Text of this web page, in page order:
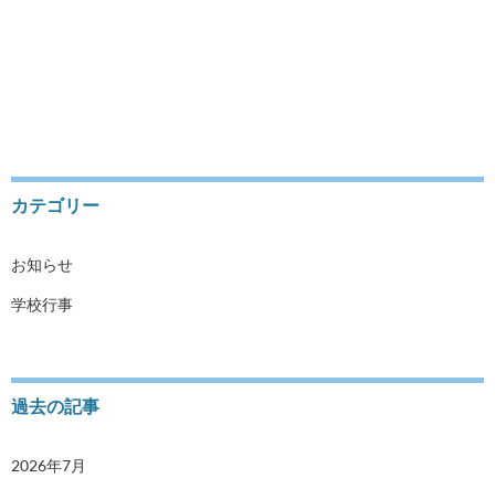
カテゴリー
お知らせ
学校行事
過去の記事
2026年7月